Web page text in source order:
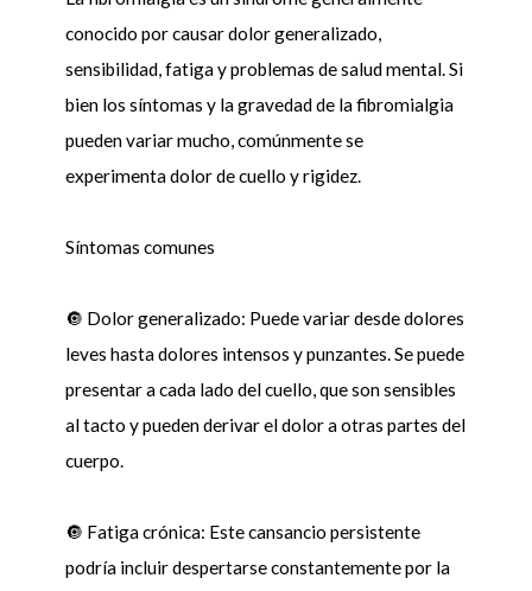
conocido por causar dolor generalizado,
sensibilidad, fatiga y problemas de salud mental. Si
bien los síntomas y la gravedad de la fibromialgia
pueden variar mucho, comúnmente se
experimenta dolor de cuello y rigidez.
Síntomas comunes
🔘 Dolor generalizado: Puede variar desde dolores
leves hasta dolores intensos y punzantes. Se puede
presentar a cada lado del cuello, que son sensibles
al tacto y pueden derivar el dolor a otras partes del
cuerpo.
🔘 Fatiga crónica: Este cansancio persistente
podría incluir despertarse constantemente por la